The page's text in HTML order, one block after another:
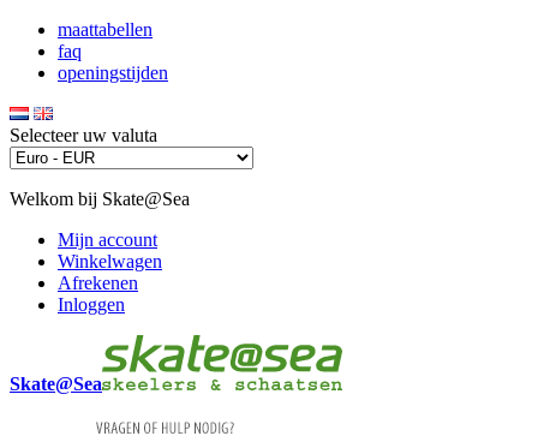
maattabellen
faq
openingstijden
Selecteer uw valuta
Welkom bij Skate@Sea
Mijn account
Winkelwagen
Afrekenen
Inloggen
Skate@Sea